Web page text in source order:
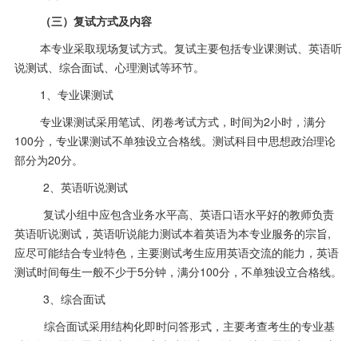
（三）复试方式及内容
本专业采取现场复试方式。复试主要包括专业课测试、英语听
说测试、综合面试、心理测试等环节。
1、专业课测试
专业课测试采用笔试、闭卷考试方式，时间为2小时，满分
100分，专业课测试不单独设立合格线。测试科目中思想政治理论
部分为20分。
2、英语听说测试
复试小组中应包含业务水平高、英语口语水平好的教师负责
英语听说测试，英语听说能力测试本着英语为本专业服务的宗旨,
应尽可能结合专业特色，主要测试考生应用英语交流的能力，英语
测试时间每生一般不少于5分钟，满分100分，不单独设立合格线。
3、综合面试
综合面试采用结构化即时问答形式，主要考查考生的专业基